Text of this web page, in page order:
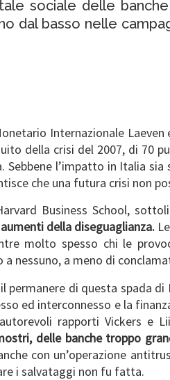
sociale delle
dal basso nelle
Internazionale
della crisi del 2007, di 70
Sebbene l’impatto in Italia
che una futura crisi non
Business School,
della diseguaglianza.
molto spesso chi le
a nessuno, a meno di
permanere di questa spada
ed interconnesso e la
rapporti Vickers e
delle banche troppo
con un’operazione
i salvataggi non fu fatta.